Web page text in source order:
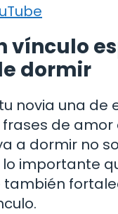
vínculo
dormir
novia una de
de amor
a dormir no
importante
también